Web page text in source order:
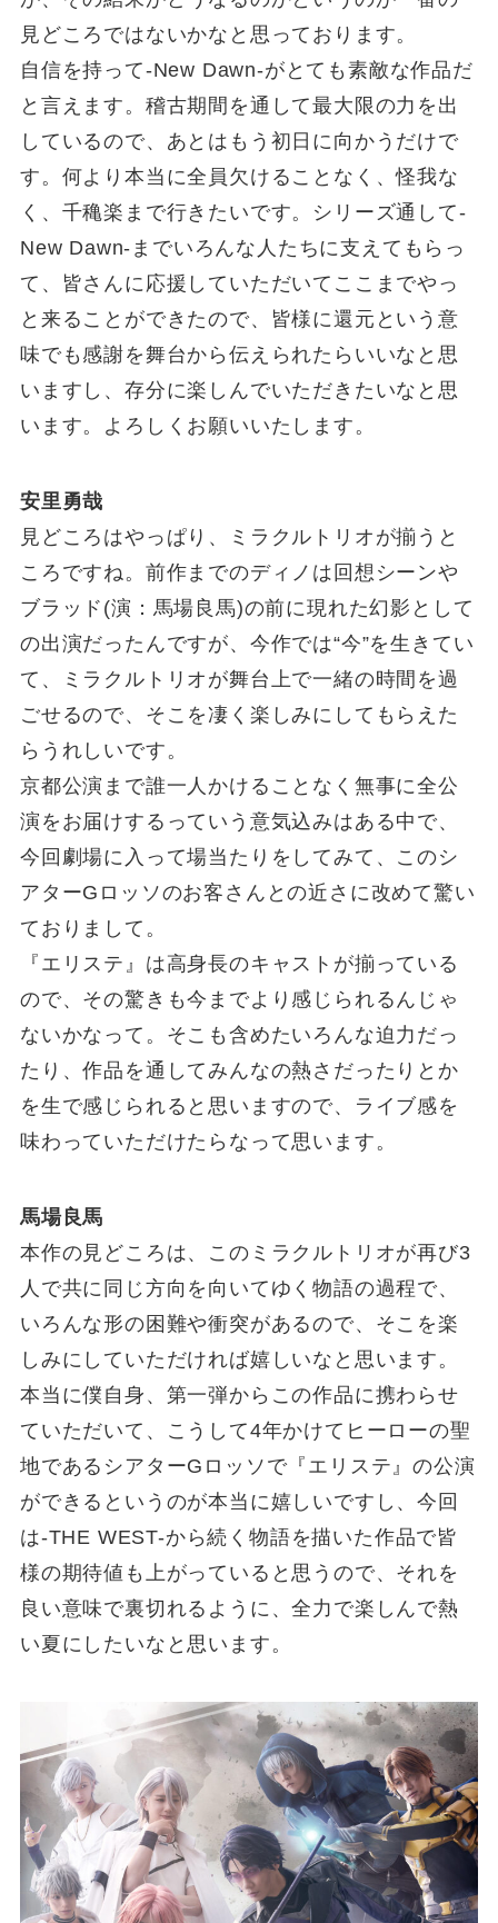
見どころではないかなと思っております。
自信を持って-New Dawn-がとても素敵な作品だ
と言えます。稽古期間を通して最大限の力を出
しているので、あとはもう初日に向かうだけで
す。何より本当に全員欠けることなく、怪我な
く、千穐楽まで行きたいです。シリーズ通して-
New Dawn-までいろんな人たちに支えてもらっ
て、皆さんに応援していただいてここまでやっ
と来ることができたので、皆様に還元という意
味でも感謝を舞台から伝えられたらいいなと思
いますし、存分に楽しんでいただきたいなと思
います。よろしくお願いいたします。
安里勇哉
見どころはやっぱり、ミラクルトリオが揃うと
ころですね。前作までのディノは回想シーンや
ブラッド(演：馬場良馬)の前に現れた幻影として
の出演だったんですが、今作では“今”を生きてい
て、ミラクルトリオが舞台上で一緒の時間を過
ごせるので、そこを凄く楽しみにしてもらえた
らうれしいです。
京都公演まで誰一人かけることなく無事に全公
演をお届けするっていう意気込みはある中で、
今回劇場に入って場当たりをしてみて、このシ
アターGロッソのお客さんとの近さに改めて驚い
ておりまして。
『エリステ』は高身長のキャストが揃っている
ので、その驚きも今までより感じられるんじゃ
ないかなって。そこも含めたいろんな迫力だっ
たり、作品を通してみんなの熱さだったりとか
を生で感じられると思いますので、ライブ感を
味わっていただけたらなって思います。
馬場良馬
本作の見どころは、このミラクルトリオが再び3
人で共に同じ方向を向いてゆく物語の過程で、
いろんな形の困難や衝突があるので、そこを楽
しみにしていただければ嬉しいなと思います。
本当に僕自身、第一弾からこの作品に携わらせ
ていただいて、こうして4年かけてヒーローの聖
地であるシアターGロッソで『エリステ』の公演
ができるというのが本当に嬉しいですし、今回
は‐THE WEST-から続く物語を描いた作品で皆
様の期待値も上がっていると思うので、それを
良い意味で裏切れるように、全力で楽しんで熱
い夏にしたいなと思います。